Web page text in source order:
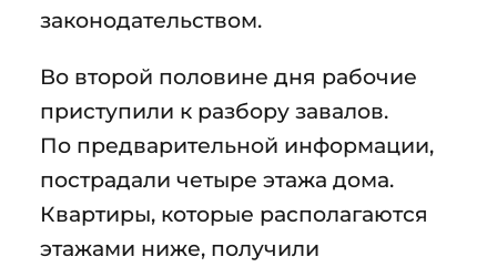
законодательством.
Во второй половине дня рабочие
приступили к разбору завалов.
По предварительной информации,
пострадали четыре этажа дома.
Квартиры, которые располагаются
этажами ниже, получили